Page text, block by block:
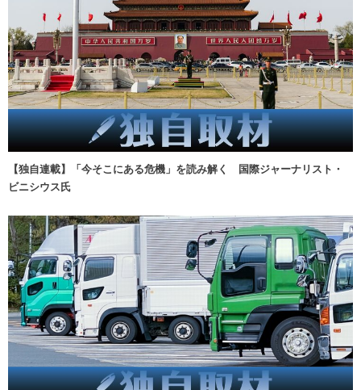
【独自連載】「今そこにある危機」を読み解く 国際ジャーナリスト・
ビニシウス氏